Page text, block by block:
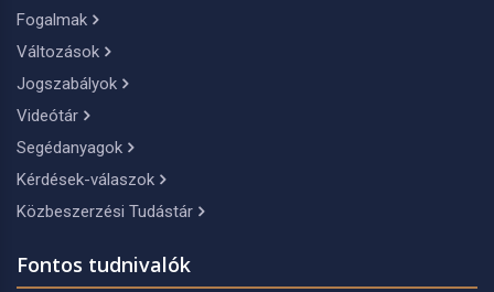
Fogalmak
Változások
Jogszabályok
Videótár
Segédanyagok
Kérdések-válaszok
Közbeszerzési Tudástár
Fontos tudnivalók